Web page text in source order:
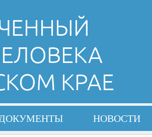
КРАЕ
ДОКУМЕНТЫ НОВОСТИ